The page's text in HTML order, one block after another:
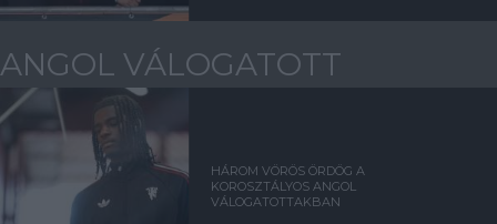
ANGOL VÁLOGATOTT
HÁROM VÖRÖS ÖRDÖG A
KOROSZTÁLYOS ANGOL
VÁLOGATOTTAKBAN